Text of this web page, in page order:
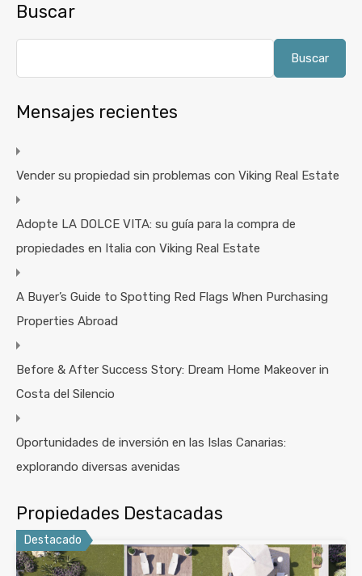
Buscar
Buscar
Mensajes recientes
Vender su propiedad sin problemas con Viking Real Estate
Adopte LA DOLCE VITA: su guía para la compra de
propiedades en Italia con Viking Real Estate
A Buyer’s Guide to Spotting Red Flags When Purchasing
Properties Abroad
Before & After Success Story: Dream Home Makeover in
Costa del Silencio
Oportunidades de inversión en las Islas Canarias:
explorando diversas avenidas
Propiedades Destacadas
Destacado